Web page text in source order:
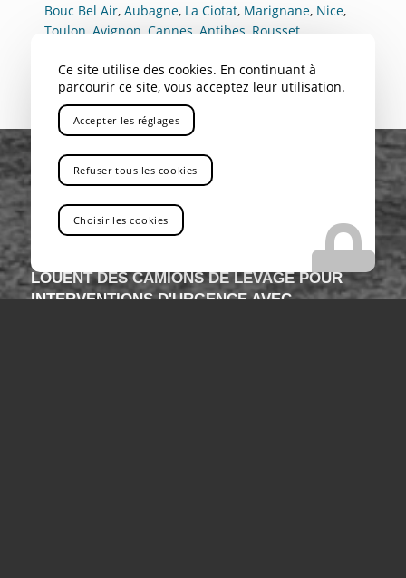
Bouc Bel Air, Aubagne, La Ciotat, Marignane, Nice,
Toulon Avignon Cannes Antibes Rousset
VOUS RECHERCHEZ UNE ENTREPRISE QUI
LOUENT DES CAMIONS DE LEVAGE POUR
INTERVENTIONS D'URGENCE AVEC
Ce site utilise des cookies. En continuant à
parcourir ce site, vous acceptez leur utilisation.
Accepter les réglages
Refuser tous les cookies
Choisir les cookies